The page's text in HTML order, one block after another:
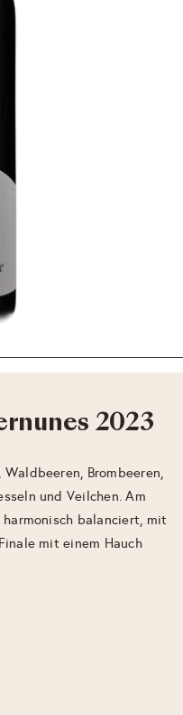
2023
Brombeeren,
und Veilchen. Am
balanciert, mit
mit einem Hauch